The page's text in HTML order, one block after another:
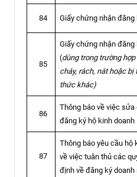
84 Giấy chứng nhận
85
Giấy chứng nhận
(dùng trong trường
cháy, rách, nát hoặc bị
thức khác)
86
Thông báo về việc
đăng ký hộ kinh doanh
87
Thông báo yêu cầu hộ
về việc tuân thủ các
định về đăng ký doanh